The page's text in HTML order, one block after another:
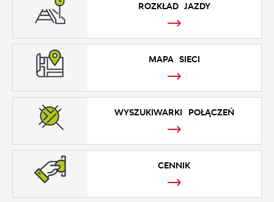
ROZKŁAD JAZDY
MAPA SIECI
WYSZUKIWARKI POŁĄCZEŃ
CENNIK